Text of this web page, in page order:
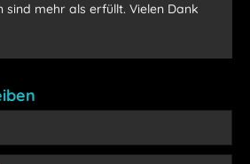
sind mehr als erfüllt. Vielen Dank